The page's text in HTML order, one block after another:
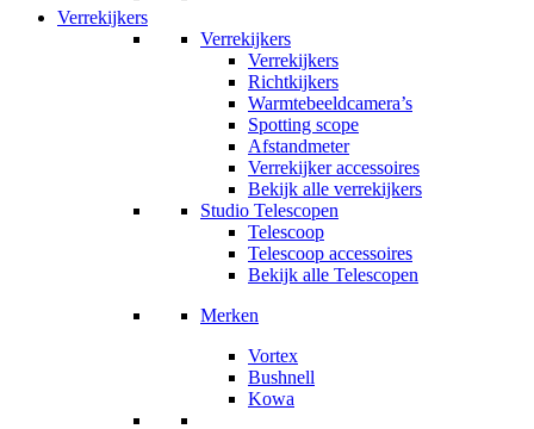
Verrekijkers
Verrekijkers
Verrekijkers
Richtkijkers
Warmtebeeldcamera’s
Spotting scope
Afstandmeter
Verrekijker accessoires
Bekijk alle verrekijkers
Studio Telescopen
Telescoop
Telescoop accessoires
Bekijk alle Telescopen
Merken
Vortex
Bushnell
Kowa